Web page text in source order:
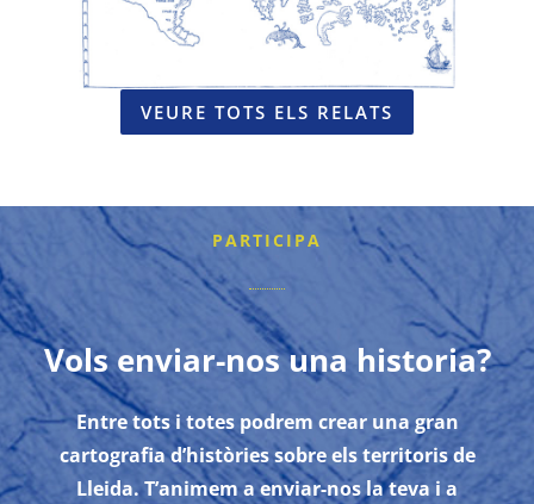
VEURE TOTS ELS RELATS
PARTICIPA
Vols enviar-nos una historia?
Entre tots i totes podrem crear una gran
cartografia d’històries sobre els territoris de
Lleida. T’animem a enviar-nos la teva i a